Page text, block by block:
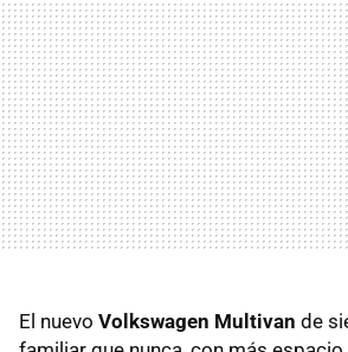
El nuevo Volkswagen Multivan de